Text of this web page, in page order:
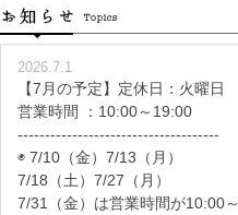
2026.7.1
【7月の予定】定休日：火曜日
営業時間 ：10:00～19:00
-------------------------------------
◉ 7/10（金）7/13（月）
7/18（土）7/27（月）
7/31（金）は営業時間が10:00～